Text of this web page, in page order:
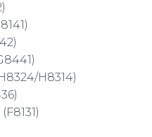
H8314)